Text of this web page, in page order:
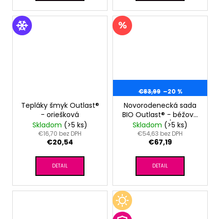
Tepláky šmyk Outlast®
- oriešková
Skladom (>5 ks)
€16,70 bez DPH
€20,54
DETAIL
€83,99 –20 %
Novorodenecká sada
BIO Outlast® - béžová
hviezdičky/biela
Skladom (>5 ks)
€54,63 bez DPH
€67,19
DETAIL